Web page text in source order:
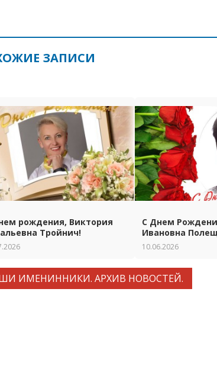
ЗАПИСИ
рождения, Виктория
Тройнич!
С Днем
Ивановна
10.06.2026
ИМЕНИННИКИ. АРХИВ НОВОСТЕЙ.